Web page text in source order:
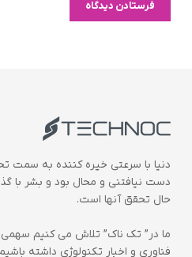
دنیا با سرعتی خیره کننده به سمت
دست نیافتنی و محال بود و بشر با
حال تحقق آنها است.
ما در” تک ناک” تلاش می کنیم سهمی
فناوری و اخبار تکنولوژی داشته